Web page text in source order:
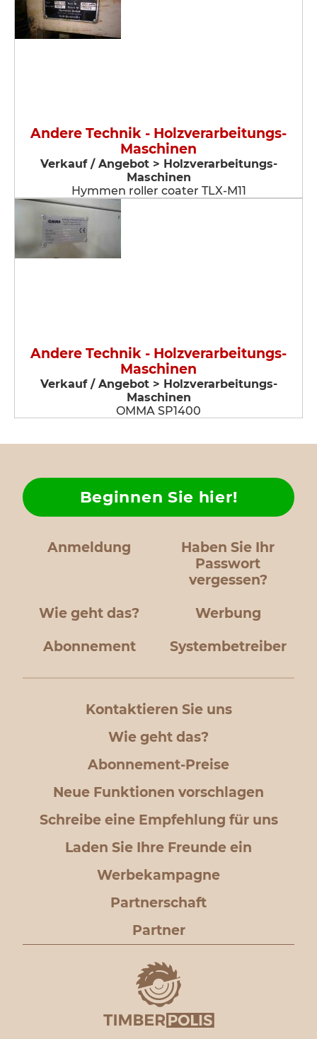
Andere Technik - Holzverarbeitungs-
Maschinen
Verkauf / Angebot > Holzverarbeitungs-
Maschinen
Hymmen roller coater TLX-M11
Andere Technik - Holzverarbeitungs-
Maschinen
Verkauf / Angebot > Holzverarbeitungs-
Maschinen
OMMA SP1400
Anmeldung
Haben Sie Ihr
Passwort
vergessen?
Wie geht das?
Beginnen Sie hier!
Werbung
Abonnement Systembetreiber
Kontaktieren Sie uns
Wie geht das?
Abonnement-Preise
Neue Funktionen vorschlagen
Schreibe eine Empfehlung für uns
Laden Sie Ihre Freunde ein
Werbekampagne
Partnerschaft
Partner